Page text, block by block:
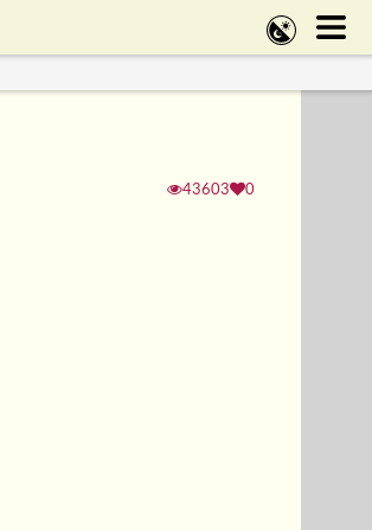
43603 0